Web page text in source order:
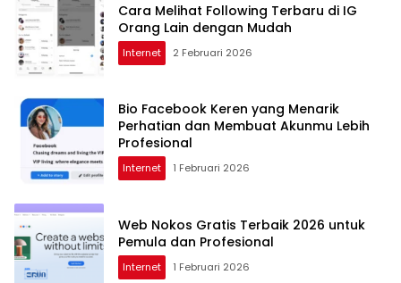
Cara Melihat Following Terbaru di IG
Orang Lain dengan Mudah
Internet 2 Februari 2026
Bio Facebook Keren yang Menarik
Perhatian dan Membuat Akunmu Lebih
Profesional
Internet 1 Februari 2026
Web Nokos Gratis Terbaik 2026 untuk
Pemula dan Profesional
Internet 1 Februari 2026